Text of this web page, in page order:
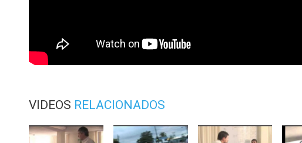
VIDEOS RELACIONADOS